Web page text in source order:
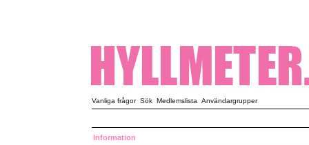
Vanliga frågor Sök Medlemslista Användargrupper
Information